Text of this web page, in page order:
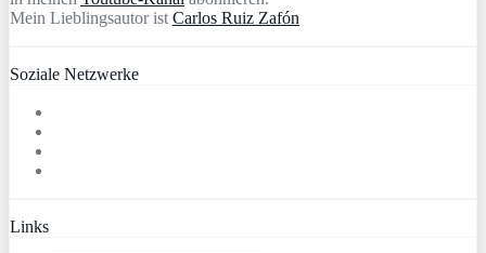
Mein Lieblingsautor ist Carlos Ruiz Zafón
Soziale Netzwerke
Links